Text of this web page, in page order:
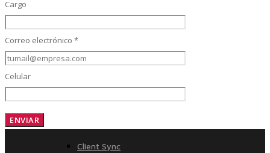
Resumen
Client Sync
Cargo
Correo electrónico *
Celular